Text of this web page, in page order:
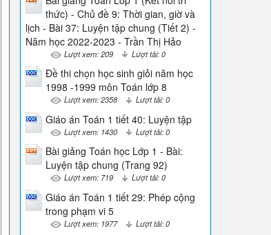
thức) - Chủ đề 9: Thời gian, giờ và
lịch - Bài 37: Luyện tập chung (Tiết 2) -
Năm học 2022-2023 - Trần Thị Hảo
Lượt xem: 209 Lượt tải: 0
Đề thi chọn học sinh giỏi năm học
1998 -1999 môn Toán lớp 8
Lượt xem: 2358 Lượt tải: 0
Giáo án Toán 1 tiết 40: Luyện tập
Lượt xem: 1430 Lượt tải: 0
Bài giảng Toán học Lớp 1 - Bài:
Luyện tập chung (Trang 92)
Lượt xem: 719 Lượt tải: 0
Giáo án Toán 1 tiết 29: Phép cộng
trong phạm vi 5
Lượt xem: 1977 Lượt tải: 0